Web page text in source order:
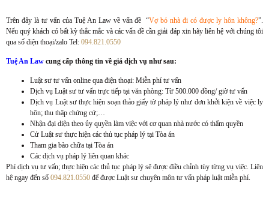
Trên đây là tư vấn của Tuệ An Law về vấn đề “Vợ bỏ nhà đi có được ly hôn không?”.
Nếu quý khách có bất kỳ thắc mắc và các vấn đề cần giải đáp xin hãy liên hệ với chúng tôi
qua số điện thoại/zalo Tel: 094.821.0550
Tuệ An Law cung cấp thông tin về giá dịch vụ như sau:
Luật sư tư vấn online qua điện thoại: Miễn phí tư vấn
Dịch vụ Luật sư tư vấn trực tiếp tại văn phòng: Từ 500.000 đồng/ giờ tư vấn
Dịch vụ Luật sư thực hiện soạn thảo giấy tờ pháp lý như đơn khởi kiện về việc ly
hôn; thu thập chứng cứ;…
Nhận đại diện theo ủy quyền làm việc với cơ quan nhà nước có thẩm quyền
Cử Luật sư thực hiện các thủ tục pháp lý tại Tòa án
Tham gia bào chữa tại Tòa án
Các dịch vụ pháp lý liên quan khác
Phí dịch vụ tư vấn; thực hiện các thủ tục pháp lý sẽ được điều chỉnh tùy từng vụ việc. Liên
hệ ngay đến số 094.821.0550 để được Luật sư chuyên môn tư vấn pháp luật miễn phí.